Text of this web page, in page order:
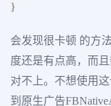
}
会发现很卡顿 的方
度还是有点高，而
对不上。不想使用
到原生广告